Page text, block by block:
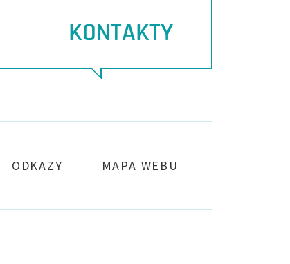
KONTAKTY
ODKAZY MAPA WEBU